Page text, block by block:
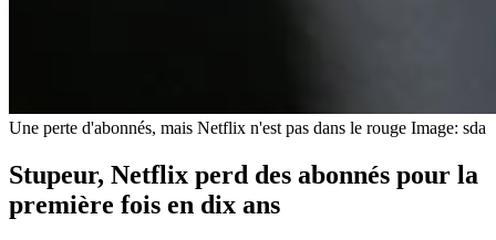
Une perte d'abonnés, mais Netflix n'est pas dans le rouge Image: sda
Stupeur, Netflix perd des abonnés pour la
première fois en dix ans